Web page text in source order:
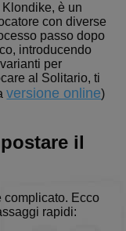
Klondike, è un
con diverse
passo dopo
introducendo
per
al Solitario, ti
versione online)
il
complicato. Ecco
rapidi: